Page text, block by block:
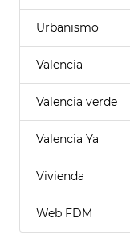
Urbanismo
Valencia
Valencia verde
Valencia Ya
Vivienda
Web FDM